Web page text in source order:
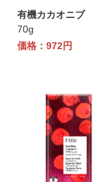
有機カカオニブ
70g
価格：972円